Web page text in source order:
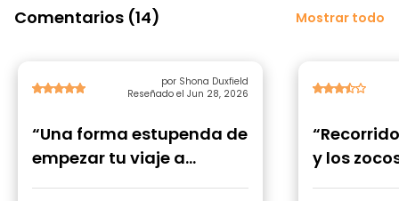
Comentarios (14) Mostrar todo
por Shona Duxfield
Reseñado el Jun 28, 2026
“Una forma estupenda de
empezar tu viaje a
Marrakech”
y los